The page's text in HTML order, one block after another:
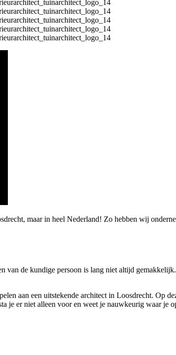
maar in heel Nederland! Zo hebben wij
van de kundige persoon is lang niet altijd
aan een uitstekende architect in Loosdrecht. Op
je er niet alleen voor en weet je nauwkeurig waar je